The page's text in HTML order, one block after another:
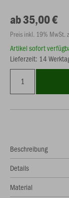
ab 35,00 €
Preis inkl. 19% MwSt.
Artikel sofort
Lieferzeit: 14
Beschreibung
Details
Material